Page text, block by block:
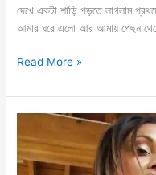
দেখে একটা শাড়ি পড়তে লাগলাম
আমার ঘরে এলো আর আমায় পেছন
ভাগ্নে
মুখ
চুদলো
2
Read More »